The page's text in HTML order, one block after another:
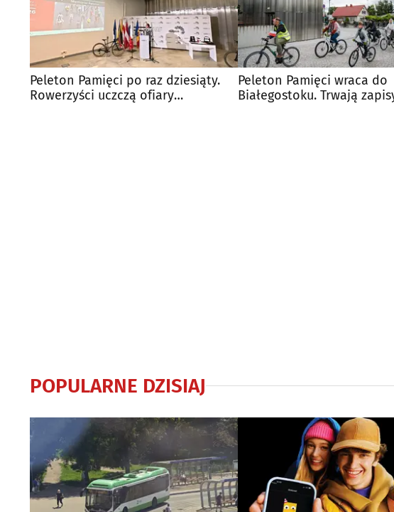
Peleton Pamięci po raz dziesiąty.
Rowerzyści uczczą ofiary
Peleton Pamięci wraca do
Białegostoku. Trwają
POPULARNE DZISIAJ